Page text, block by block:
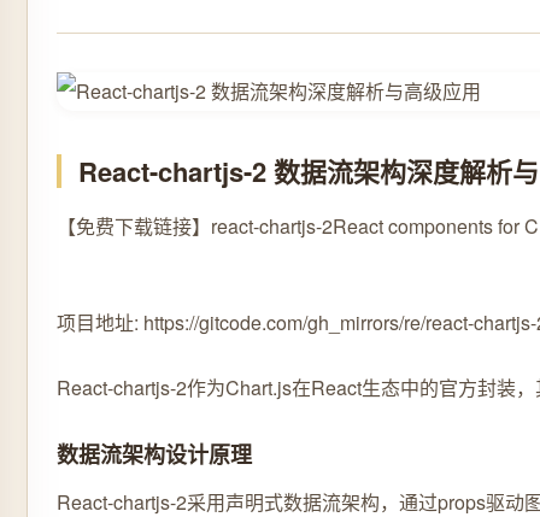
React-chartjs-2 数据流架构深度解析
【免费下载链接】react-chartjs-2React components for
项目地址: https://gitcode.com/gh_mirrors/re/react-
React-chartjs-2作为Chart.js在React生态中的官方封装
数据流架构设计原理
React-chartjs-2采用声明式数据流架构，通过props驱动